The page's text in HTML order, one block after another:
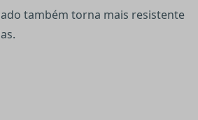
também torna mais resistente